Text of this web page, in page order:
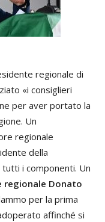
regionale di
«i consiglieri
per aver portato la
Un
regionale
della
i componenti. Un
regionale Donato
per la prima
affinché si